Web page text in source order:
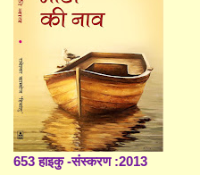
653 हाइकु -संस्करण :2013